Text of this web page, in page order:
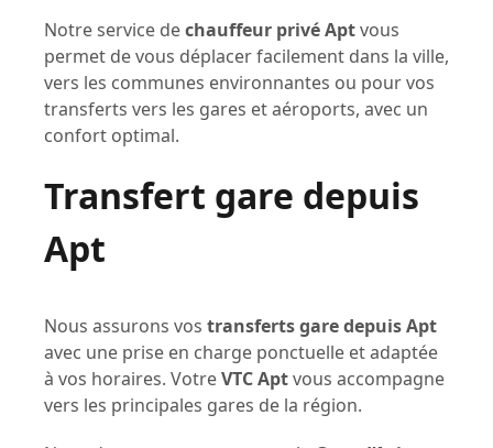
Notre service dechauffeur privé Aptvous
permet de vous déplacer facilement dans la ville,
vers les communes environnantes ou pour vos
transferts vers les gares et aéroports, avec un
confort optimal.
Transfert gare depuis
Apt
Nous assurons vos transferts gare depuis Apt
avec une prise en charge ponctuelle et adaptée
à vos horaires. VotreVTC Aptvous accompagne
vers les principales gares de la région.